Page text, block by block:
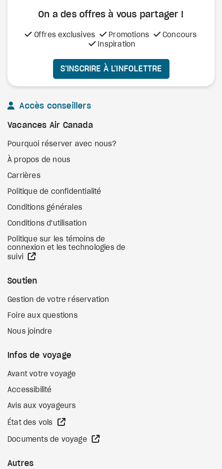
On a des offres à vous partager !
Offres exclusives Promotions
Concours
Inspiration
S’INSCRIRE À L’INFOLETTRE
Accès conseillers
Vacances Air Canada
Pourquoi réserver avec nous?
À propos de nous
Carrières
Politique de confidentialité
Conditions générales
Conditions d'utilisation
Politique sur les témoins de
connexion et les technologies de
suivi
Soutien
Gestion de votre réservation
Foire aux questions
Nous joindre
Infos de voyage
Avant votre voyage
Accessibilité
Avis aux voyageurs
État des vols
Documents de voyage
Autres